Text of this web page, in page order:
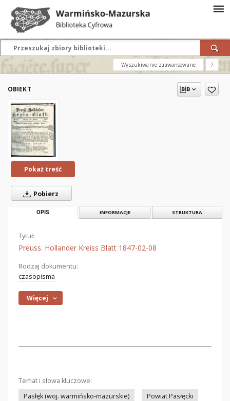
Wyszukiwanie zaawansowane ?
OBIEKT
Pokaż treść
Pobierz
OPIS INFORMACJE STRUKTURA
Tytuł:
Preuss. Hollander Kreiss Blatt 1847-02-08
Rodzaj dokumentu:
czasopisma
Więcej
Temat i słowa kluczowe:
Pasłęk (woj. warmińsko-mazurskie)
Powiat Pasłęcki